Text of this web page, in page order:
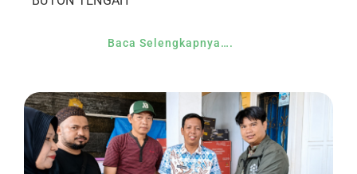
Baca Selengkapnya….